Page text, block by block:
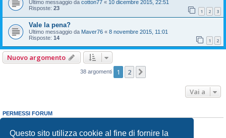
Questo sito utilizza cookie al fine di fornire la
Ultimo messaggio da cotton77 « 10 dicembre 2015, 22:51
Risposte: 23 1 2 3
Vale la pena?
Ultimo messaggio da Maver76 « 8 novembre 2015, 11:01
Risposte: 14 1 2
Nuovo argomento
38 argomenti 1 2
Vai a
PERMESSI FORUM
Non puoi
rispondere negli argomenti